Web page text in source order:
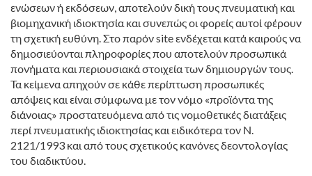
ενώσεων ή εκδόσεων, αποτελούν δική τους πνευματική και
βιομηχανική ιδιοκτησία και συνεπώς οι φορείς αυτοί φέρουν
τη σχετική ευθύνη. Στο παρόν site ενδέχεται κατά καιρούς να
δημοσιεύονται πληροφορίες που αποτελούν προσωπικά
πονήματα και περιουσιακά στοιχεία των δημιουργών τους.
Τα κείμενα απηχούν σε κάθε περίπτωση προσωπικές
απόψεις και είναι σύμφωνα με τον νόμο «προϊόντα της
διάνοιας» προστατευόμενα από τις νομοθετικές διατάξεις
περί πνευματικής ιδιοκτησίας και ειδικότερα τον Ν.
2121/1993 και από τους σχετικούς κανόνες δεοντολογίας
του διαδικτύου.